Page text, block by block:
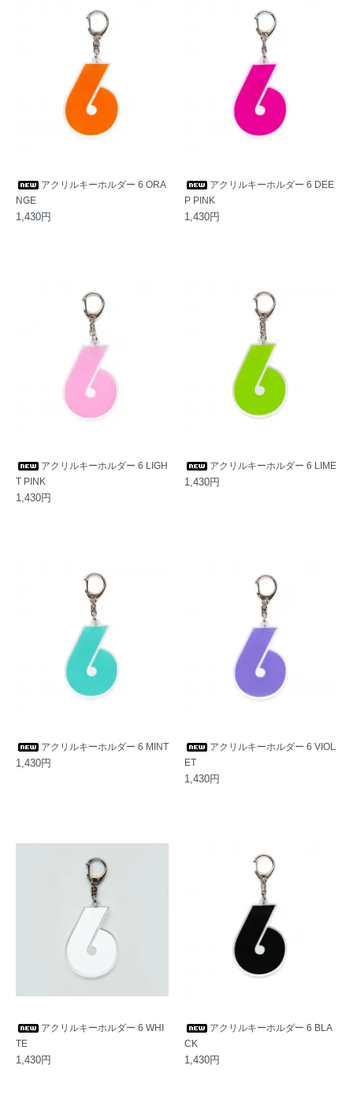
アクリルキーホルダー 6 ORA
NGE
1,430円
アクリルキーホルダー 6 DEE
P PINK
1,430円
アクリルキーホルダー 6 LIGH
T PINK
1,430円
アクリルキーホルダー 6 LIME
1,430円
アクリルキーホルダー 6 MINT
1,430円
アクリルキーホルダー 6 VIOL
ET
1,430円
アクリルキーホルダー 6 WHI
TE
1,430円
アクリルキーホルダー 6 BLA
CK
1,430円